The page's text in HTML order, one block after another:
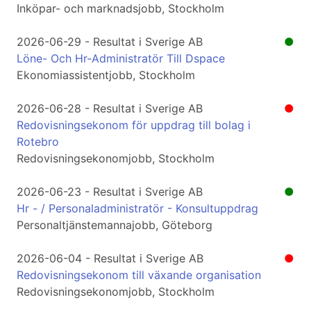
Inköpar- och marknadsjobb, Stockholm
●
2026-06-29 - Resultat i Sverige AB
Löne- Och Hr-Administratör Till Dspace
Ekonomiassistentjobb, Stockholm
●
2026-06-28 - Resultat i Sverige AB
Redovisningsekonom för uppdrag till bolag i
Rotebro
Redovisningsekonomjobb, Stockholm
●
2026-06-23 - Resultat i Sverige AB
Hr - / Personaladministratör - Konsultuppdrag
Personaltjänstemannajobb, Göteborg
●
2026-06-04 - Resultat i Sverige AB
Redovisningsekonom till växande organisation
Redovisningsekonomjobb, Stockholm